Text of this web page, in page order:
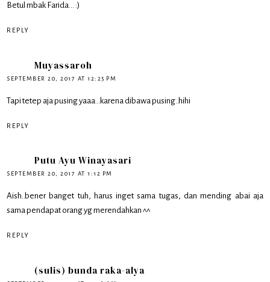
Betul mbak Farida... :)
REPLY
Muyassaroh
SEPTEMBER 20, 2017 AT 12:25 PM
Tapi tetep aja pusing yaaa...karena dibawa pusing..hihi
REPLY
Putu Ayu Winayasari
SEPTEMBER 20, 2017 AT 1:12 PM
Aish..bener banget tuh, harus inget sama tugas, dan mending abai aja
sama pendapat orang yg merendahkan ^^
REPLY
(sulis) bunda raka-alya